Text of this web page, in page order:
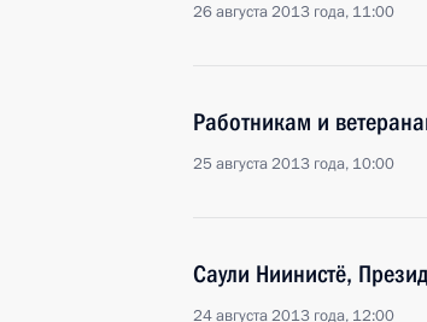
26 августа 2013 года, 11:00
Работникам и
25 августа 2013 года, 10:00
Саули Ниинистё,
24 августа 2013 года, 12:00